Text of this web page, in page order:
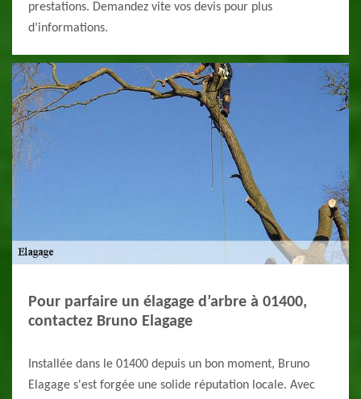
prestations. Demandez vite vos devis pour plus
d’informations.
Pour parfaire un élagage d’arbre à 01400,
contactez Bruno Elagage
Installée dans le 01400 depuis un bon moment, Bruno
Elagage s'est forgée une solide réputation locale. Avec